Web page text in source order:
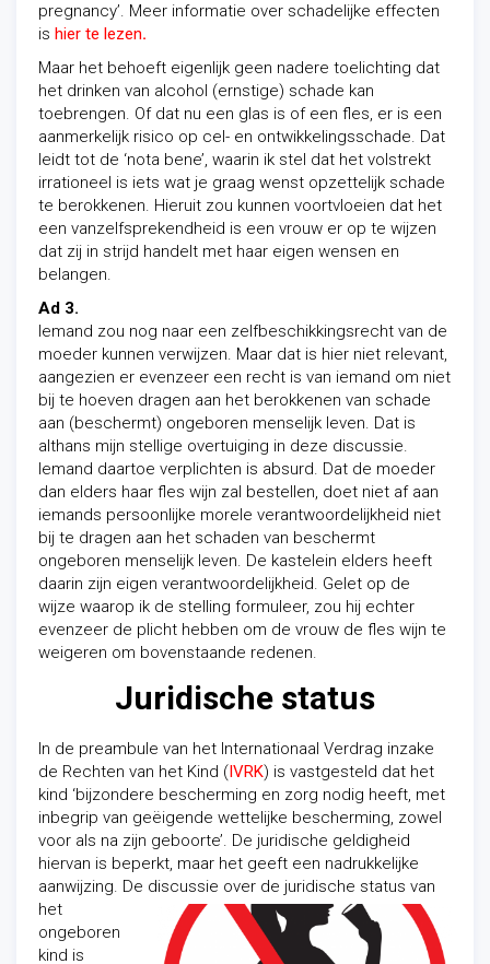
pregnancy’. Meer informatie over schadelijke effecten
is hier te lezen.
Maar het behoeft eigenlijk geen nadere toelichting dat
het drinken van alcohol (ernstige) schade kan
toebrengen. Of dat nu een glas is of een fles, er is een
aanmerkelijk risico op cel- en ontwikkelingsschade. Dat
leidt tot de ‘nota bene’, waarin ik stel dat het volstrekt
irrationeel is iets wat je graag wenst opzettelijk schade
te berokkenen. Hieruit zou kunnen voortvloeien dat het
een vanzelfsprekendheid is een vrouw er op te wijzen
dat zij in strijd handelt met haar eigen wensen en
belangen.
Ad 3.
Iemand zou nog naar een zelfbeschikkingsrecht van de
moeder kunnen verwijzen. Maar dat is hier niet relevant,
aangezien er evenzeer een recht is van iemand om niet
bij te hoeven dragen aan het berokkenen van schade
aan (beschermt) ongeboren menselijk leven. Dat is
althans mijn stellige overtuiging in deze discussie.
Iemand daartoe verplichten is absurd. Dat de moeder
dan elders haar fles wijn zal bestellen, doet niet af aan
iemands persoonlijke morele verantwoordelijkheid niet
bij te dragen aan het schaden van beschermt
ongeboren menselijk leven. De kastelein elders heeft
daarin zijn eigen verantwoordelijkheid. Gelet op de
wijze waarop ik de stelling formuleer, zou hij echter
evenzeer de plicht hebben om de vrouw de fles wijn te
weigeren om bovenstaande redenen.
Juridische status
In de preambule van het Internationaal Verdrag inzake
de Rechten van het Kind (IVRK) is vastgesteld dat het
kind ‘bijzondere bescherming en zorg nodig heeft, met
inbegrip van geëigende wettelijke bescherming, zowel
voor als na zijn geboorte’. De juridische geldigheid
hiervan is beperkt, maar het geeft een nadrukkelijke
aanwijzing. De discussie over de juridische status van
het
ongeboren
kind is